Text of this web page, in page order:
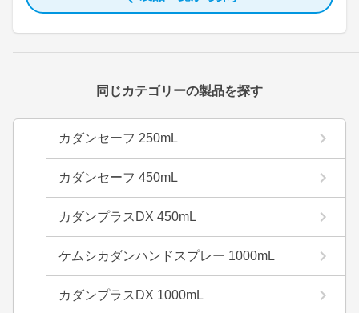
同じカテゴリーの製品を探す
カダンセーフ 250mL
カダンセーフ 450mL
カダンプラスDX 450mL
ケムシカダンハンドスプレー 1000mL
カダンプラスDX 1000mL